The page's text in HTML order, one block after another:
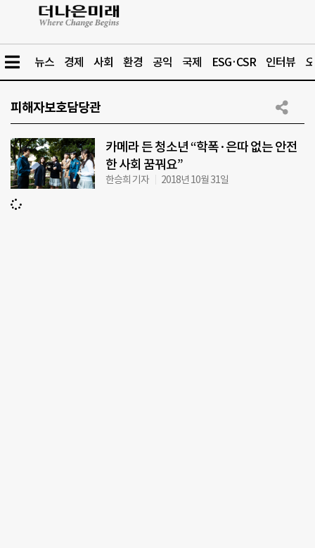
뉴스 경제 사회 환경 공익 국제 ESG·CSR 인터뷰
피해자보호담당관
카메라 든 청소년 “학폭·은따 없는 안전
한 사회 꿈꿔요”
한승희 기자 2018년 10월 31일